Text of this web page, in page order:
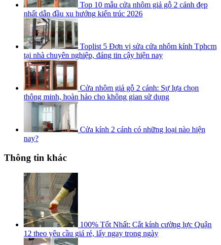
Top 10 mẫu cửa nhôm giả gỗ 2 cánh đẹp
nhất dẫn đầu xu hướng kiến trúc 2026
Toplist 5 Đơn vị sửa cửa nhôm kính Tphcm
tại nhà chuyên nghiệp, đáng tin cậy hiện nay
Cửa nhôm giả gỗ 2 cánh: Sự lựa chọn
thông minh, hoàn hảo cho không gian sử dụng
Cửa kính 2 cánh có những loại nào hiện
nay?
Thông tin khác
100% Tốt Nhất: Cắt kính cường lực Quận
12 theo yêu cầu giá rẻ, lấy ngay trong ngày